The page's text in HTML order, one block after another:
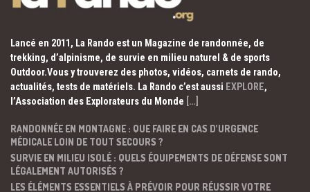
Lancé en 2011, La Rando est un Magazine de randonnée, de
trekking, d’alpinisme, de survie en milieu naturel & de sports
Outdoor.Vous y trouverez des photos, vidéos, carnets de rando,
actualités, tests de matériels. La Rando c’est aussi EXPLORE,
l’Association des Explorateurs du Monde […]
RANDONNÉE EN MONTAGNE : QUE FAIRE EN CAS D’URGENCE
MÉDICALE LOIN DE TOUT SECOURS ?
SURVIE EN MILIEU ISOLÉ : QUELS ÉQUIPEMENTS DE DÉFENSE SONT
LÉGALEMENT AUTORISÉS ?
LES ÉLÉMENTS ESSENTIELS À PRÉVOIR POUR RÉUSSIR VOTRE